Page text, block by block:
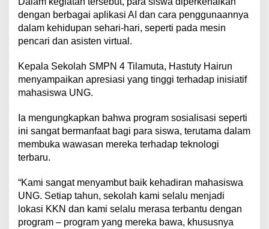
dengan berbagai aplikasi AI dan cara penggunaannya
dalam kehidupan sehari-hari, seperti pada mesin
pencari dan asisten virtual.
Kepala Sekolah SMPN 4 Tilamuta, Hastuty Hairun
menyampaikan apresiasi yang tinggi terhadap inisiatif
mahasiswa UNG.
Ia mengungkapkan bahwa program sosialisasi seperti
ini sangat bermanfaat bagi para siswa, terutama dalam
membuka wawasan mereka terhadap teknologi
terbaru.
“Kami sangat menyambut baik kehadiran mahasiswa
UNG. Setiap tahun, sekolah kami selalu menjadi
lokasi KKN dan kami selalu merasa terbantu dengan
program – program yang mereka bawa, khususnya